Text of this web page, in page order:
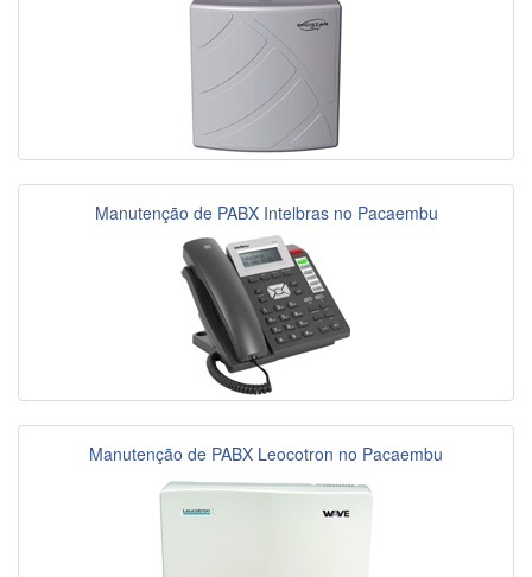
Manutenção de PABX Intelbras no Pacaembu
Manutenção de PABX Leocotron no Pacaembu